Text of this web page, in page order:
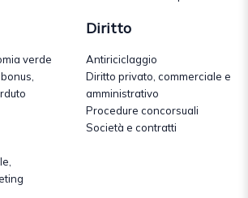
verde
Diritto
Antiriciclaggio
Diritto privato, commerciale e
amministrativo
Procedure concorsuali
Società e contratti